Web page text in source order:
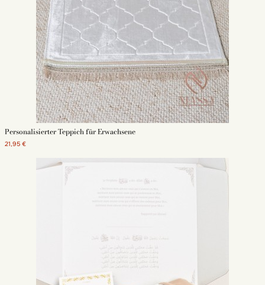
Personalisierter Teppich für Erwachsene
21,95 €